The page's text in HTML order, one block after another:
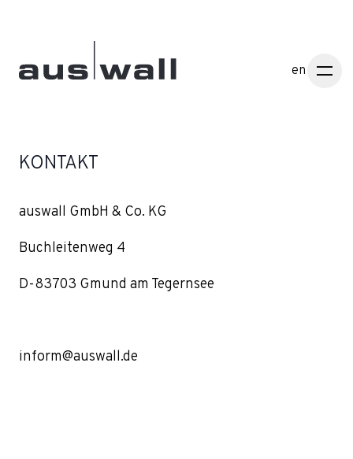
en
KONTAKT
auswall GmbH & Co. KG
Buchleitenweg 4
D-83703 Gmund am Tegernsee
inform@auswall.de